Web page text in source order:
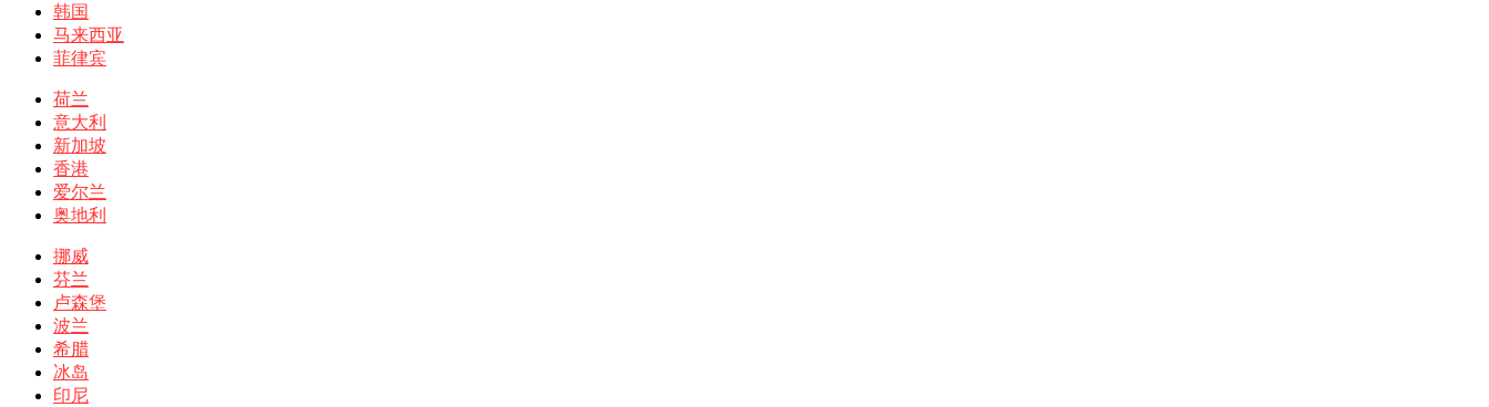
韩国
马来西亚
菲律宾
荷兰
意大利
新加坡
香港
爱尔兰
奥地利
挪威
芬兰
卢森堡
波兰
希腊
冰岛
印尼